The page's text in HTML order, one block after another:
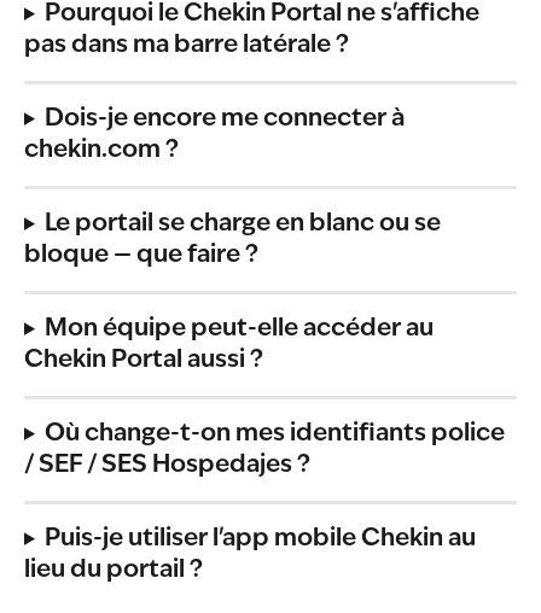
Pourquoi le Chekin Portal ne s'affiche
pas dans ma barre latérale ?
Dois-je encore me connecter à
chekin.com ?
Le portail se charge en blanc ou se
bloque — que faire ?
Mon équipe peut-elle accéder au
Chekin Portal aussi ?
Où change-t-on mes identifiants police
/ SEF / SES Hospedajes ?
Puis-je utiliser l'app mobile Chekin au
lieu du portail ?